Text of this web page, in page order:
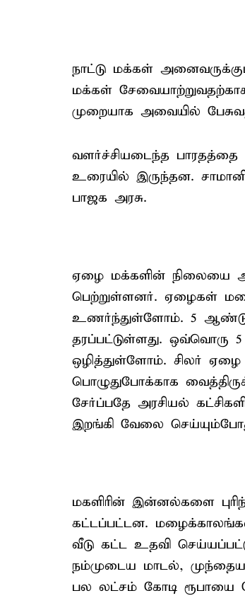
நாட்டு மக்கள்
மக்கள்
முறையாக அவையில்
வளர்ச்சியடைந்த
உரையில் இருந்தன.
பாஜக அரசு.
ஏழை மக்களின் நிலையை
பெற்றுள்ளனர். ஏழைகள்
உணர்ந்துள்ளோம். 5
தரப்பட்டுள்ளது. ஒவ்வொரு
ஒழித்துள்ளோம். சிலர்
பொழுதுபோக்காக
சேர்ப்பதே அரசியல்
இறங்கி வேலை
மகளிரின் இன்னல்களை
கட்டப்பட்டன.
வீடு கட்ட உதவி
நம்முடைய மாடல்,
பல லட்சம் கோடி ரூபாயை